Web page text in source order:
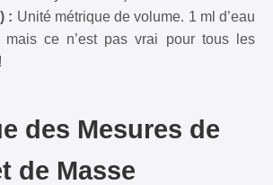
: Unité métrique de volume. 1 ml d’eau
ce n’est pas vrai pour tous les
des Mesures de
de Masse